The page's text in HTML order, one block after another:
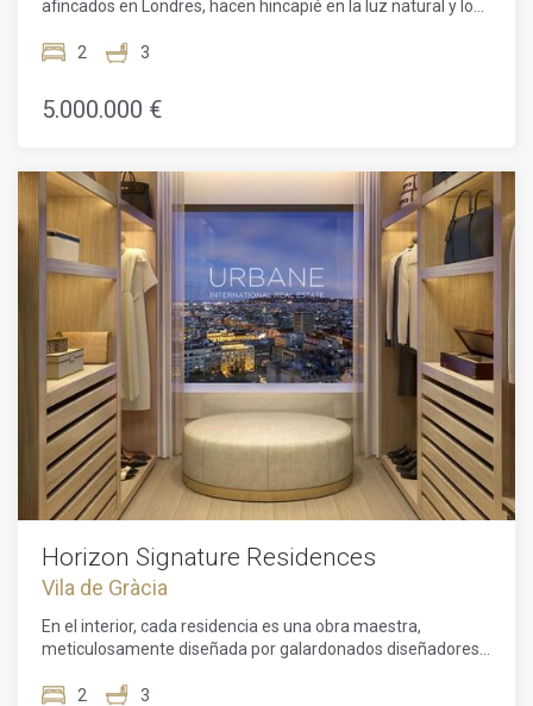
afincados en Londres, hacen hincapié en la luz natural y los
elementos tradicionales y modernos. Los residentes de
exclusivo a una serie de servicios excepcionales, entre ellos:
el salón, el jardín y la piscina de la azotea, instalaciones de
residentes tienen acceso prioritario a las instalaciones y
servicios del cercano hotel Mandarin Oriental, Barcelona,
incluido el restaurante Moments, galardonado con una
estrella Michelin, y un spa premiado. Situadas en el Passeig
de Gràcia, la avenida más prestigiosa de Barcelona, las
residencias están rodeadas de boutiques de moda de
renombre, opciones gastronómicas excepcionales y
monumentos arquitectónicos como la Casa Batlló y la Casa
Milà de Gaudí. Esta ubicación privilegiada ofrece a los
residentes la mezcla perfecta de riqueza cultural y
comodidad moderna. Este apartamento ofrece la
oportunidad única de experimentar el epítome de la vida de
lujo en Barcelona, combinando un diseño excepcional,
servicios exclusivos y una ubicación privilegiada.
2 3
5.000.000 €
Horizon Signature Residences
Vila de Gràcia
En el interior, cada residencia es una obra maestra,
meticulosamente diseñada por galardonados diseñadores
tanto la luz natural como los espacios refinados, creando un
2 3